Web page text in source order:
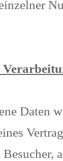
Daten
Besucher,